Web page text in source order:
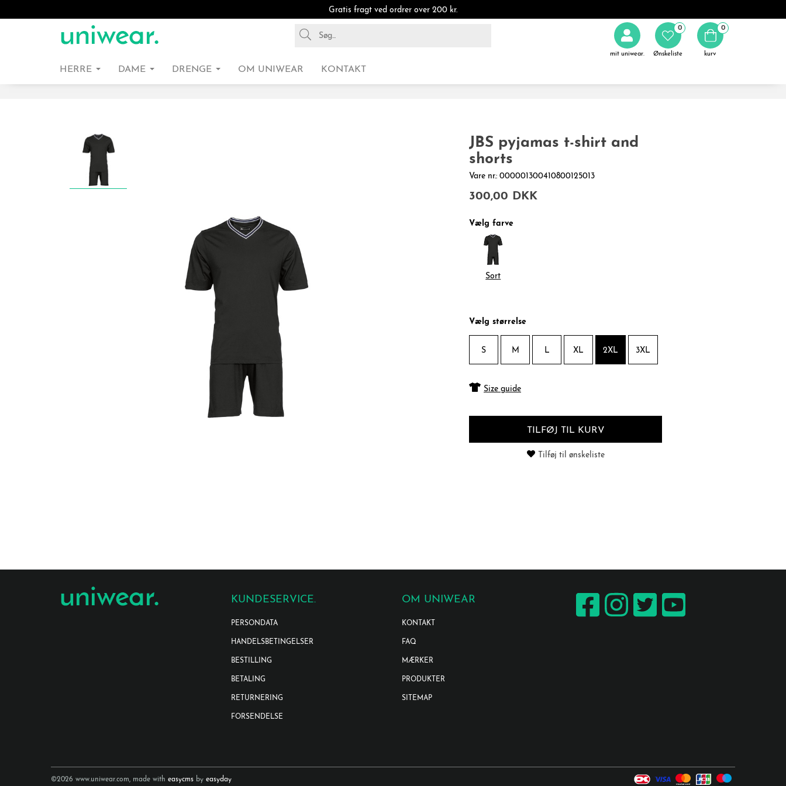
Gratis fragt ved ordrer over 200 kr.
mit uniwear. Ønskeliste
0 0
kurv
HERRE DAME DRENGE OM UNIWEAR KONTAKT
JBS pyjamas t-shirt and
shorts
Vare nr.: 000001300410800125013
300,00 DKK
Vælg farve
Sort
Vælg størrelse
S M L XL 2XL 3XL
Size guide
TILFØJ TIL KURV
Tilføj til ønskeliste
KUNDESERVICE.
PERSONDATA
HANDELSBETINGELSER
BESTILLING
BETALING
RETURNERING
FORSENDELSE
OM UNIWEAR
KONTAKT
FAQ
MÆRKER
PRODUKTER
SITEMAP
©2026 www.uniwear.com, made with easycms by easyday